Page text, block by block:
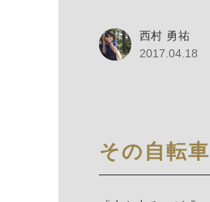
西村 勇祐
2017.04.18
その自転